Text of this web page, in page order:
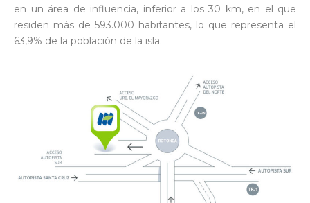
en un área de influencia, inferior a los 30 km, en el que
residen más de 593.000 habitantes, lo que representa el
63,9% de la población de la isla.